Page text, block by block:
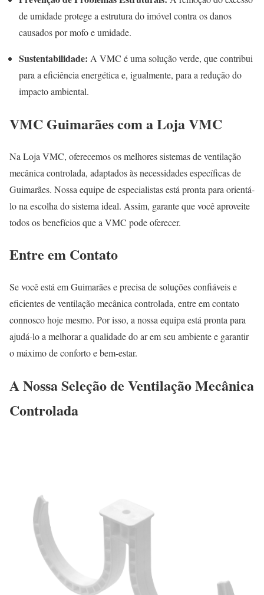
de umidade protege a estrutura do imóvel contra os danos
causados por mofo e umidade.
Sustentabilidade: A VMC é uma solução verde, que contribui
para a eficiência energética e, igualmente, para a redução do
impacto ambiental.
VMC Guimarães com a Loja VMC
Na Loja VMC, oferecemos os melhores sistemas de ventilação
mecânica controlada, adaptados às necessidades específicas de
Guimarães. Nossa equipe de especialistas está pronta para orientá-
lo na escolha do sistema ideal. Assim, garante que você aproveite
todos os benefícios que a VMC pode oferecer.
Entre em Contato
Se você está em Guimarães e precisa de soluções confiáveis e
eficientes de ventilação mecânica controlada, entre em contato
connosco hoje mesmo. Por isso, a nossa equipa está pronta para
ajudá-lo a melhorar a qualidade do ar em seu ambiente e garantir
o máximo de conforto e bem-estar.
A Nossa Seleção de Ventilação Mecânica
Controlada